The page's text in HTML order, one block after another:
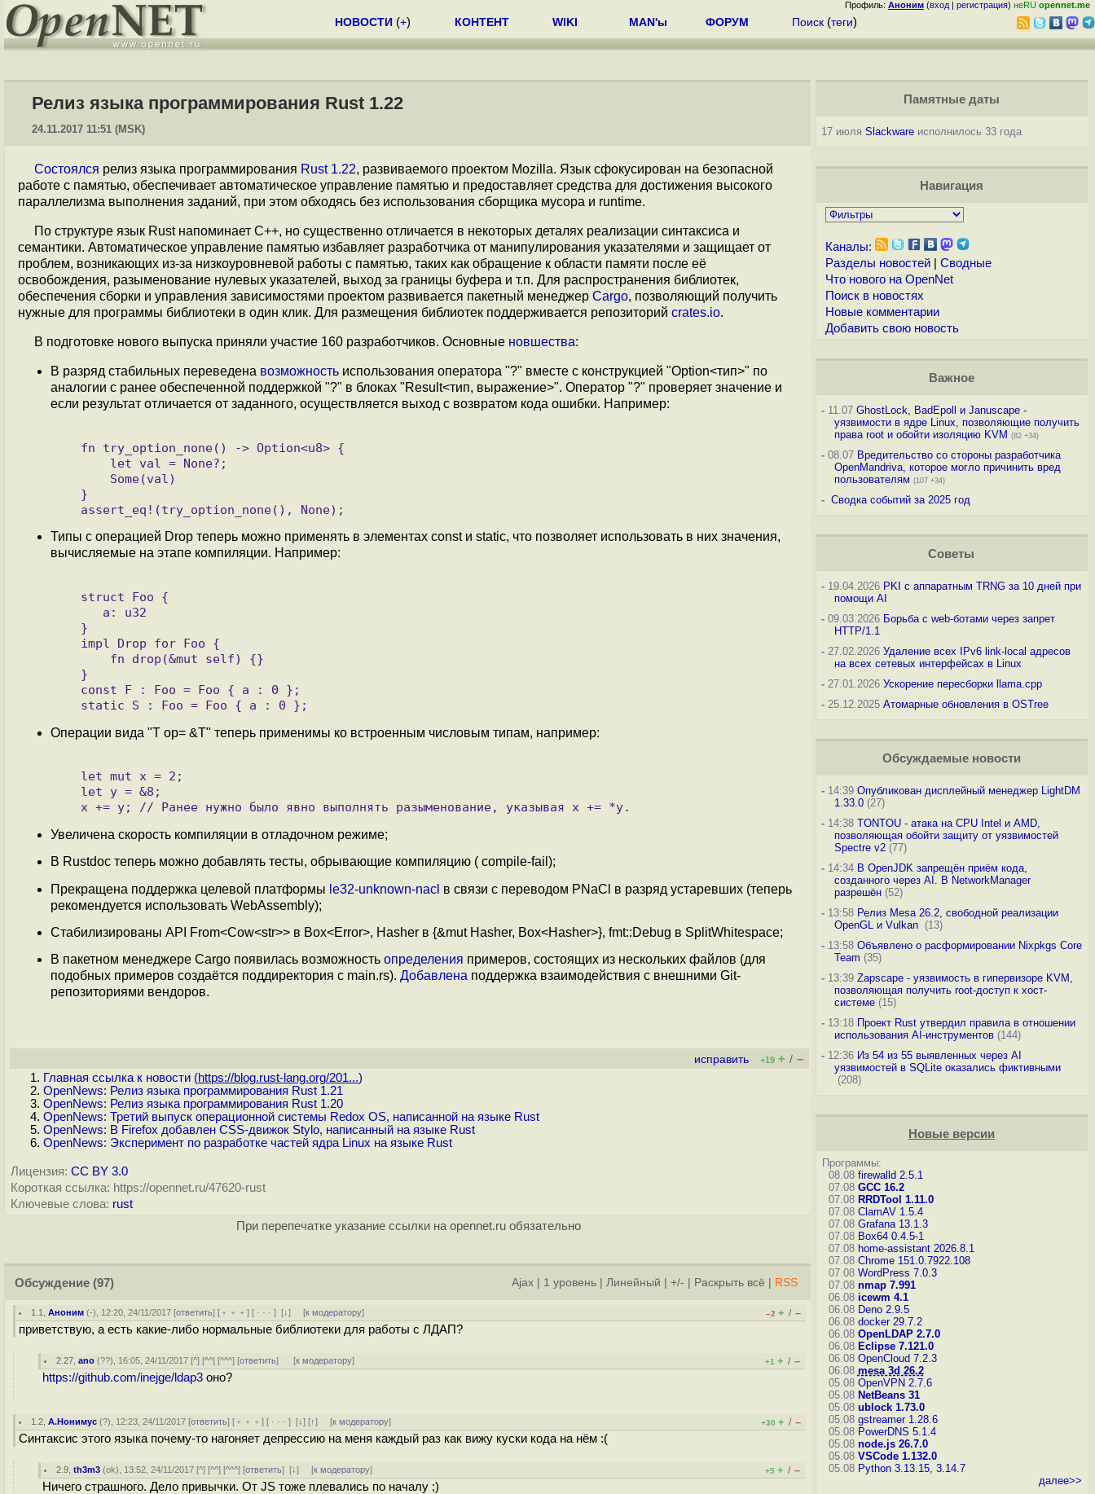
Профиль: Аноним (вход | регистрация) неRU opennet.me
НОВОСТИ (+) КОНТЕНТ WIKI MAN'ы ФОРУМ Поиск (теги)
Релиз языка программирования Rust 1.22
24.11.2017 11:51 (MSK)
Состоялся релиз языка программирования Rust 1.22, развиваемого проектом Mozilla. Язык сфокусирован на безопасной
работе с памятью, обеспечивает автоматическое управление памятью и предоставляет средства для достижения высокого
параллелизма выполнения заданий, при этом обходясь без использования сборщика мусора и runtime.
По структуре язык Rust напоминает C++, но существенно отличается в некоторых деталях реализации синтаксиса и
семантики. Автоматическое управление памятью избавляет разработчика от манипулирования указателями и защищает от
проблем, возникающих из-за низкоуровневой работы с памятью, таких как обращение к области памяти после её
освобождения, разыменование нулевых указателей, выход за границы буфера и т.п. Для распространения библиотек,
обеспечения сборки и управления зависимостями проектом развивается пакетный менеджер Cargo, позволяющий получить
нужные для программы библиотеки в один клик. Для размещения библиотек поддерживается репозиторий crates.io.
В подготовке нового выпуска приняли участие 160 разработчиков. Основные новшества:
В разряд стабильных переведена возможность использования оператора "?" вместе с конструкцией "Option<тип>" по
аналогии с ранее обеспеченной поддержкой "?" в блоках "Result<тип, выражение>". Оператор "?" проверяет значение и
если результат отличается от заданного, осуществляется выход с возвратом кода ошибки. Например:
Типы с операцией Drop теперь можно применять в элементах const и static, что позволяет использовать в них значения,
вычисляемые на этапе компиляции. Например:
Операции вида "T op= &T" теперь применимы ко встроенным числовым типам, например:
Увеличена скорость компиляции в отладочном режиме;
В Rustdoc теперь можно добавлять тесты, обрывающие компиляцию ( compile-fail);
Прекращена поддержка целевой платформы le32-unknown-nacl в связи с переводом PNaCl в разряд устаревших (теперь
рекомендуется использовать WebAssembly);
Стабилизированы API From<Cow<str>> в Box<Error>, Hasher в {&mut Hasher, Box<Hasher>}, fmt::Debug в SplitWhitespace;
В пакетном менеджере Cargo появилась возможность определения примеров, состоящих из нескольких файлов (для
подобных примеров создаётся поддиректория с main.rs). Добавлена поддержка взаимодействия с внешними Git-
репозиториями вендоров.
исправить +19 + / –
Главная ссылка к новости (https://blog.rust-lang.org/201...)
OpenNews: Релиз языка программирования Rust 1.21
OpenNews: Релиз языка программирования Rust 1.20
OpenNews: Третий выпуск операционной системы Redox OS, написанной на языке Rust
OpenNews: В Firefox добавлен CSS-движок Stylo, написанный на языке Rust
OpenNews: Эксперимент по разработке частей ядра Linux на языке Rust
Лицензия: CC BY 3.0
Короткая ссылка: https://opennet.ru/47620-rust
Ключевые слова: rust
При перепечатке указание ссылки на opennet.ru обязательно
Обсуждение (97) Ajax 1 уровень Линейный +/- Раскрыть всё RSS
1.1 ,Аноним (-), 12:20, 24/11/2017 [ответить] [ ﹢﹢﹢] [ · · ·][↓] [к модератору] –2 + / –
приветствую, а есть какие-либо нормальные библиотеки для работы с ЛДАП?
2.27 ,ano (??), 16:05, 24/11/2017 [^] [^^] [^^^] [ответить] [к модератору] +1 + / –
https://github.com/inejge/ldap3 оно?
1.2 ,А.Нонимус (?), 12:23, 24/11/2017 [ответить] [ ﹢﹢﹢] [ · · ·][↓] [↑] [к модератору] +30 + / –
Синтаксис этого языка почему-то нагоняет депрессию на меня каждый раз как вижу куски кода на нём :(
2.9 ,th3m3 (ok), 13:52, 24/11/2017 [^] [^^] [^^^] [ответить][↓] [к модератору] +5 + / –
Ничего страшного. Дело привычки. От JS тоже плевались по началу ;)
Памятные даты
17 июля Slackwareисполнилось 33 года
Навигация
Каналы:
Разделы новостей| Сводные
Что нового на OpenNet
Поиск в новостях
Новые комментарии
Добавить свою новость
Важное
-11.07 GhostLock, BadEpoll и Januscape -
уязвимости в ядре Linux, позволяющие получить
права root и обойти изоляцию KVM (82 +34)
-08.07 Вредительство со стороны разработчика
OpenMandriva, которое могло причинить вред
пользователям (107 +34)
- Сводка событий за 2025 год
Советы
-19.04.2026 PKI с аппаратным TRNG за 10 дней при
помощи AI
-09.03.2026 Борьба с web-ботами через запрет
HTTP/1.1
-27.02.2026 Удаление всех IPv6 link-local адресов
на всех сетевых интерфейсах в Linux
-27.01.2026 Ускорение пересборки llama.cpp
-25.12.2025 Атомарные обновления в OSTree
Обсуждаемые новости
-14:39 Опубликован дисплейный менеджер LightDM
1.33.0(27)
-14:38 TONTOU - атака на CPU Intel и AMD,
позволяющая обойти защиту от уязвимостей
Spectre v2(77)
-14:34 В OpenJDK запрещён приём кода,
созданного через AI. В NetworkManager
разрешён(52)
-13:58 Релиз Mesa 26.2, свободной реализации
OpenGL и Vulkan (13)
-13:58 Объявлено о расформировании Nixpkgs Core
Team (35)
-13:39 Zapscape - уязвимость в гипервизоре KVM,
позволяющая получить root-доступ к хост-
системе(15)
-13:18 Проект Rust утвердил правила в отношении
использования AI-инструментов(144)
-12:36 Из 54 из 55 выявленных через AI
уязвимостей в SQLite оказались фиктивными
(208)
Новые версии
Программы:
08.08 firewalld 2.5.1
07.08 GCC 16.2
07.08 RRDTool 1.11.0
07.08 ClamAV 1.5.4
07.08 Grafana 13.1.3
07.08 Box64 0.4.5-1
07.08 home-assistant 2026.8.1
07.08 Chrome 151.0.7922.108
07.08 WordPress 7.0.3
07.08 nmap 7.991
06.08 icewm 4.1
06.08 Deno 2.9.5
06.08 docker 29.7.2
06.08 OpenLDAP 2.7.0
06.08 Eclipse 7.121.0
06.08 OpenCloud 7.2.3
06.08 mesa 3d 26.2
05.08 OpenVPN 2.7.6
05.08 NetBeans 31
05.08 ublock 1.73.0
05.08 gstreamer 1.28.6
05.08 PowerDNS 5.1.4
05.08 node.js 26.7.0
05.08 VSCode 1.132.0
05.08 Python 3.13.15, 3.14.7
далее>>